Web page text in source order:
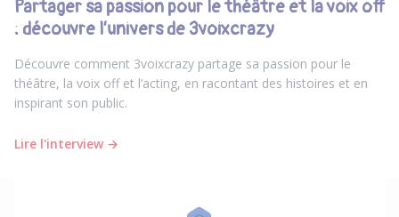
Partager sa passion pour le théâtre et la voix off
: découvre l’univers de 3voixcrazy
Découvre comment 3voixcrazy partage sa passion pour le
théâtre, la voix off et l’acting, en racontant des histoires et en
inspirant son public.
Lire l'interview →